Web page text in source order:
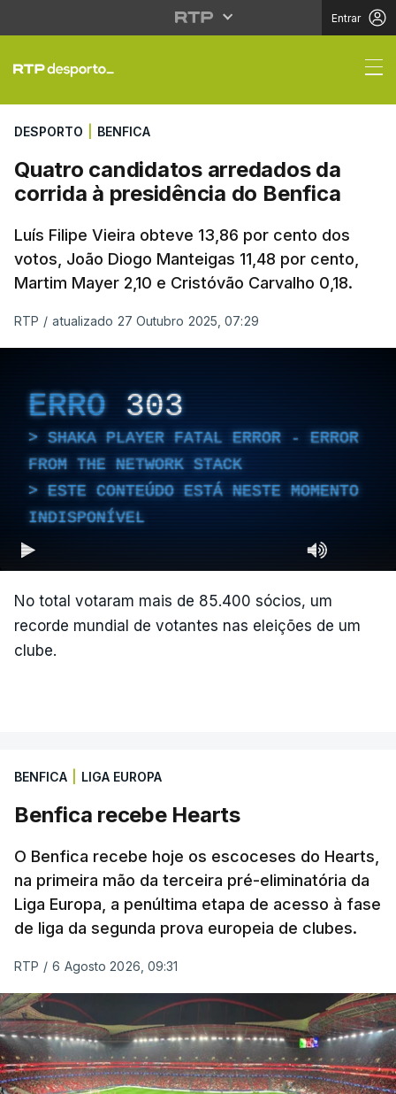
Entrar
Quatro candidatos
DESPORTO BENFICA
Quatro candidatos arredados da
corrida à presidência do Benfica
Luís Filipe Vieira obteve 13,86 por cento dos
votos, João Diogo Manteigas 11,48 por cento,
Martim Mayer 2,10 e Cristóvão Carvalho 0,18.
RTP / atualizado 27 Outubro 2025, 07:29
ERRO 303
SHAKA PLAYER FATAL ERROR - ERROR
FROM THE NETWORK STACK
ESTE CONTEÚDO ESTÁ NESTE MOMENTO
INDISPONÍVEL
No total votaram mais de 85.400 sócios, um
recorde mundial de votantes nas eleições de um
clube.
BENFICA LIGA EUROPA
Benfica recebe Hearts
O Benfica recebe hoje os escoceses do Hearts,
na primeira mão da terceira pré-eliminatória da
Liga Europa, a penúltima etapa de acesso à fase
de liga da segunda prova europeia de clubes.
RTP / 6 Agosto 2026, 09:31